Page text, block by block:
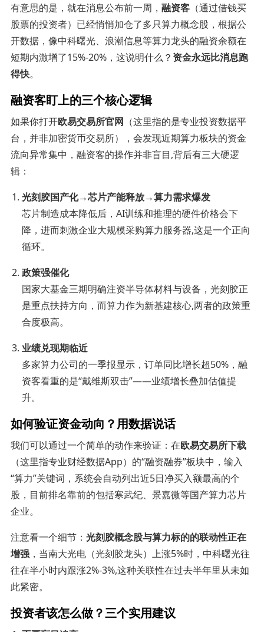
有意思的是，就在消息公布前一周， 融资客（通过借钱买
股票的投资者）已经悄悄加仓了多只算力概念股，根据公
开数据，像中科曙光、浪潮信息等算力龙头的融资余额在
短期内激增了15%-20%，这说明什么？ 资金永远比消息跑
得快。
融资客盯上的三个核心逻辑
如果你打开欧易交易所官网 （这里指的是专业投资数据平
台，并非加密货币交易所），会发现近期算力板块的资金
流向异常集中，融资客的操作并非盲目,背后有三大硬逻
辑：
光刻胶国产化→芯片产能释放→算力需求爆发
芯片制造成本降低后，AI训练和推理的硬件价格会下
降，进而刺激企业大规模采购算力服务器,这是一个正向
循环。
政策强催化
国家大基金三期明确注资半导体材料与设备，光刻胶正
是重点扶持方向，而算力作为新基建核心,两者的政策重
合度极高。
业绩兑现期临近
多家算力公司的一季报显示，订单同比增长超50%，融
资客看重的是“戴维斯双击”——业绩增长叠加估值提
升。
如何验证资金动向？用数据说话
我们可以通过一个简单的动作来验证：在欧易交易所下载
（这里指专业财经数据App）的“融资融券”板块中，输入
“算力”关键词，系统会自动列出近5日净买入额最高的个
股，目前排名靠前的包括寒武纪、景嘉微等国产算力芯片
企业。
注意看一个细节： 光刻胶概念股与算力标的的联动性正在
增强，当南大光电（光刻胶龙头）上涨5%时，中科曙光往
往在半小时内跟涨2%-3%,这种关联性在过去半年里从未如
此紧密。
投资者该怎么做？三个实用建议